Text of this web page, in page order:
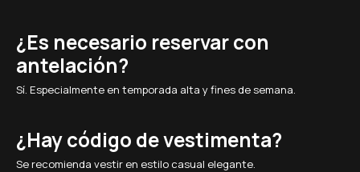
¿Es necesario reservar con
antelación?
Sí. Especialmente en temporada alta y fines de semana.
¿Hay código de vestimenta?
Se recomienda vestir en estilo casual elegante.